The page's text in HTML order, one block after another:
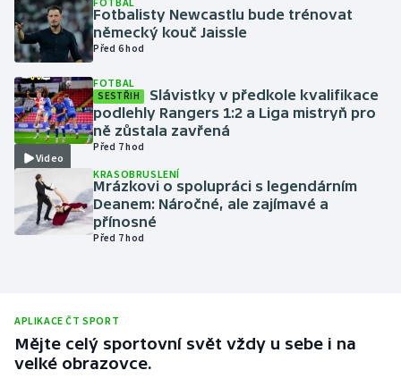
Moderní pětiboj
Motorsport
Olympijské hry
Parasport
Plavání
Plážový volejbal
Rychlostní kanoistika
Fotbalisty Newcastlu bude trénovat
německý kouč Jaissle
Před 6 hod
Video
FOTBAL
SESTŘIH
Slávistky v předkole kvalifikace
podlehly Rangers 1:2 a Liga mistryň pro
ně zůstala zavřená
Před 7 hod
KRASOBRUSLENÍ
Mrázkovi o spolupráci s legendárním
Deanem: Náročné, ale zajímavé a
přínosné
Před 7 hod
APLIKACE ČT SPORT
Mějte celý sportovní svět vždy u sebe i na
velké obrazovce.